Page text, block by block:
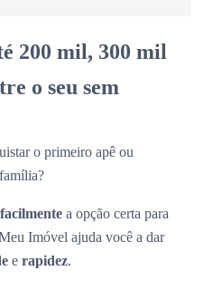
200 mil, 300 mil
o seu sem
o primeiro apê ou
a opção certa para
Imóvel ajuda você a dar
e rapidez.